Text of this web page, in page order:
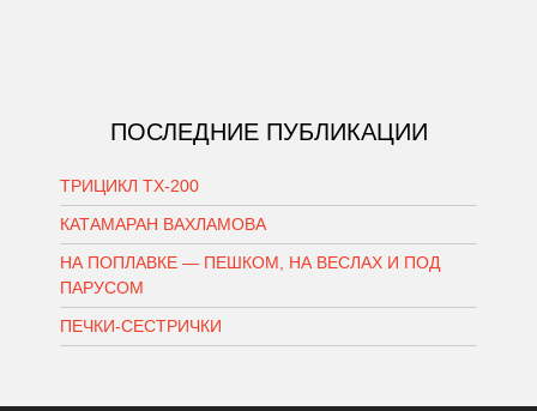
ПОСЛЕДНИЕ ПУБЛИКАЦИИ
ТРИЦИКЛ ТХ-200
КАТАМАРАН ВАХЛАМОВА
НА ПОПЛАВКЕ — ПЕШКОМ, НА ВЕСЛАХ И ПОД
ПАРУСОМ
ПЕЧКИ-СЕСТРИЧКИ